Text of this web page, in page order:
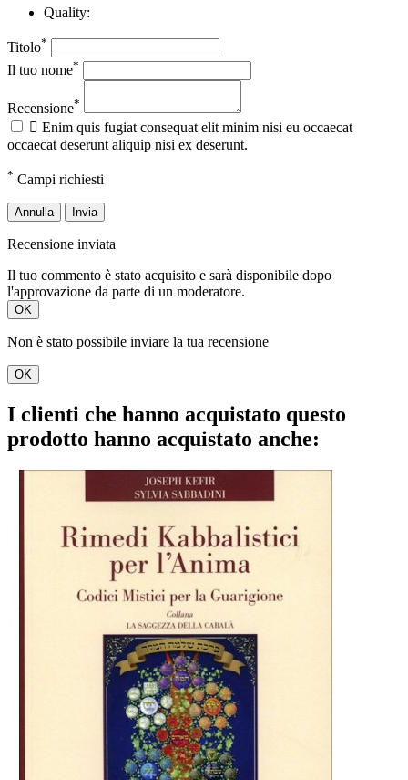
Quality:
Titolo*
Il tuo nome*
Recensione*
 Enim quis fugiat consequat elit minim nisi eu occaecat
occaecat deserunt aliquip nisi ex deserunt.
* Campi richiesti
Annulla Invia
Recensione inviata
Il tuo commento è stato acquisito e sarà disponibile dopo
l'approvazione da parte di un moderatore.
OK
Non è stato possibile inviare la tua recensione
OK
I clienti che hanno acquistato questo
prodotto hanno acquistato anche: